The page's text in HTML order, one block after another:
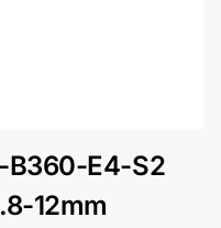
B360-E4-S2
12mm